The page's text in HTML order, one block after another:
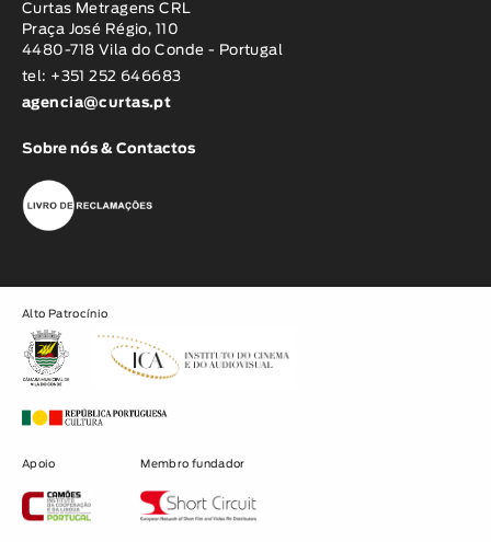
Curtas Metragens CRL
Praça José Régio, 110
4480-718 Vila do Conde - Portugal
tel: +351 252 646683
agencia@curtas.pt
Sobre nós & Contactos
Alto Patrocínio
Apoio Membro fundador